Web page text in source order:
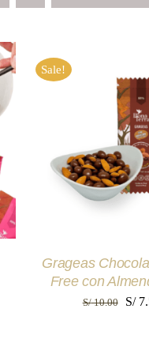
Sale!
AÑADIR AL
QUICK
Grageas
Free con
S/10.00
El
S/